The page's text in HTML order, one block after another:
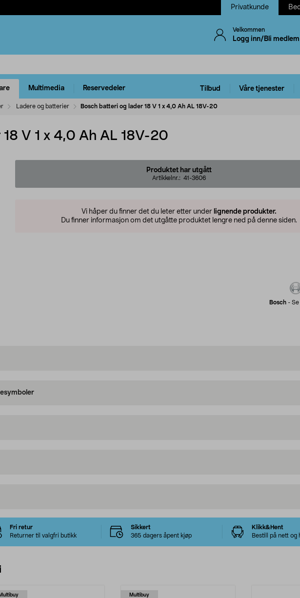
Privatkunde
Velkommen
Logg inn/Bli medlem
Multimedia Reservedeler Tilbud Våre tjenester
Ladere og batterier Bosch batteri og lader 18 V 1 x 4,0 Ah AL 18V-20
V 1 x 4,0 Ah AL 18V-20
Produktet har utgått
Artikkelnr.: 41-3606
Vi håper du finner det du leter etter under lignende produkter.
Du finner informasjon om det utgåtte produktet lengre ned på denne siden.
Bosch -
Fri retur
Returner til valgfri butikk
Sikkert
365 dagers åpent kjøp
Klikk&Hent
Bestill på nett og
Multibuy Multibuy